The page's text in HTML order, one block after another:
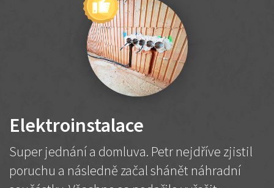
Elektroinstalace
Super jednání a domluva. Petr nejdříve zjistil
poruchu a následně začal shánět náhradní